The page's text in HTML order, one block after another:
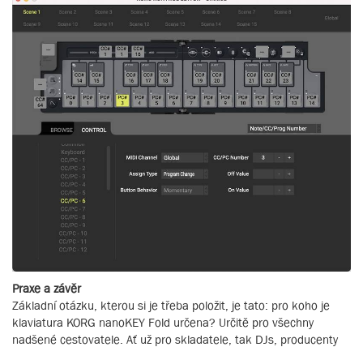
Praxe a závěr
Základní otázku, kterou si je třeba položit, je tato: pro koho je
klaviatura KORG nanoKEY Fold určena? Určitě pro všechny
nadšené cestovatele. Ať už pro skladatele, tak DJs, producenty